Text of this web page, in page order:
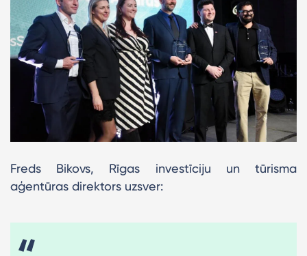
Freds Bikovs, Rīgas investīciju un tūrisma
aģentūras direktors uzsver: